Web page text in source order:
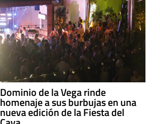
Dominio de la Vega rinde
homenaje a sus burbujas en una
nueva edición de la Fiesta del